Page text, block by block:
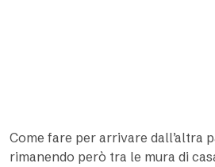
Come fare per arrivare dall’altra
rimanendo però tra le mura di